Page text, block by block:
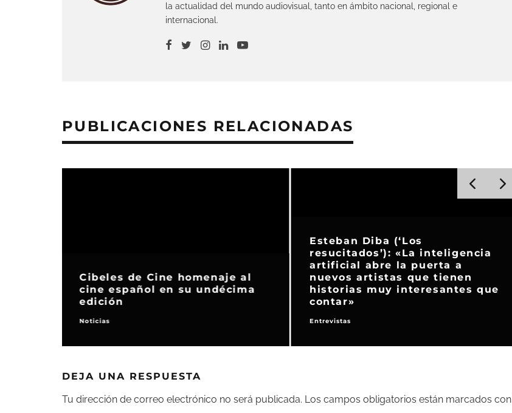
la actualidad del mundo audiovisual, tanto en ámbito nacional, regional e
internacional.
PUBLICACIONES RELACIONADAS
Cibeles de Cine homenaje al
cine español en su undécima
edición
Noticias
Esteban Diba (‘Los
resucitados’): «La inteligencia
artificial abre la puerta a
nuevos artistas que tienen
historias muy interesantes que
contar»
Entrevistas
DEJA UNA RESPUESTA
Tu dirección de correo electrónico no será publicada. Los campos obligatorios están marcados con